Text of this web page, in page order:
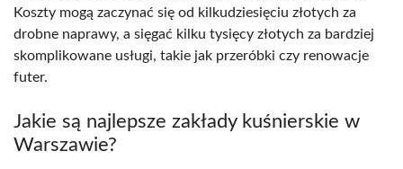
Koszty mogą zaczynać się od kilkudziesięciu złotych za
drobne naprawy, a sięgać kilku tysięcy złotych za bardziej
skomplikowane usługi, takie jak przeróbki czy renowacje
futer.
Jakie są najlepsze zakłady kuśnierskie w
Warszawie?